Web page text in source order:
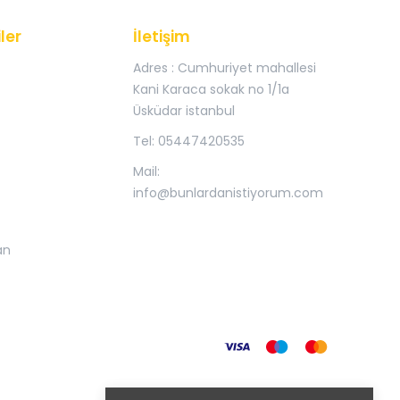
İletişim
Adres : Cumhuriyet mahallesi
Kani Karaca sokak no 1/1a
Üsküdar istanbul
Tel: 05447420535
Mail:
info@bunlardanistiyorum.com